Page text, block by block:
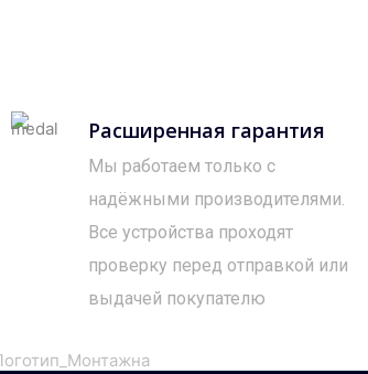
Расширенная гарантия
Мы работаем только с
надёжными производителями.
Все устройства проходят
проверку перед отправкой или
выдачей покупателю